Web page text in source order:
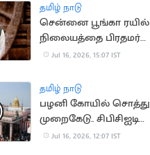
தமிழ் நாடு
சென்னை பூங்கா ரயில்
நிலையத்தை பிரதமர்
மோடி நாளை திறந்து
Jul 16, 2026, 15:07 IST
தமிழ் நாடு
பழனி கோயில் சொத்து
முறைகேடு.. சிபிசிஐடி
விசாரணை
Jul 16, 2026, 12:07 IST